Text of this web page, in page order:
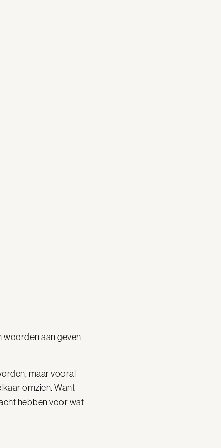
woorden aan geven
maar vooral
omzien. Want
hebben voor wat